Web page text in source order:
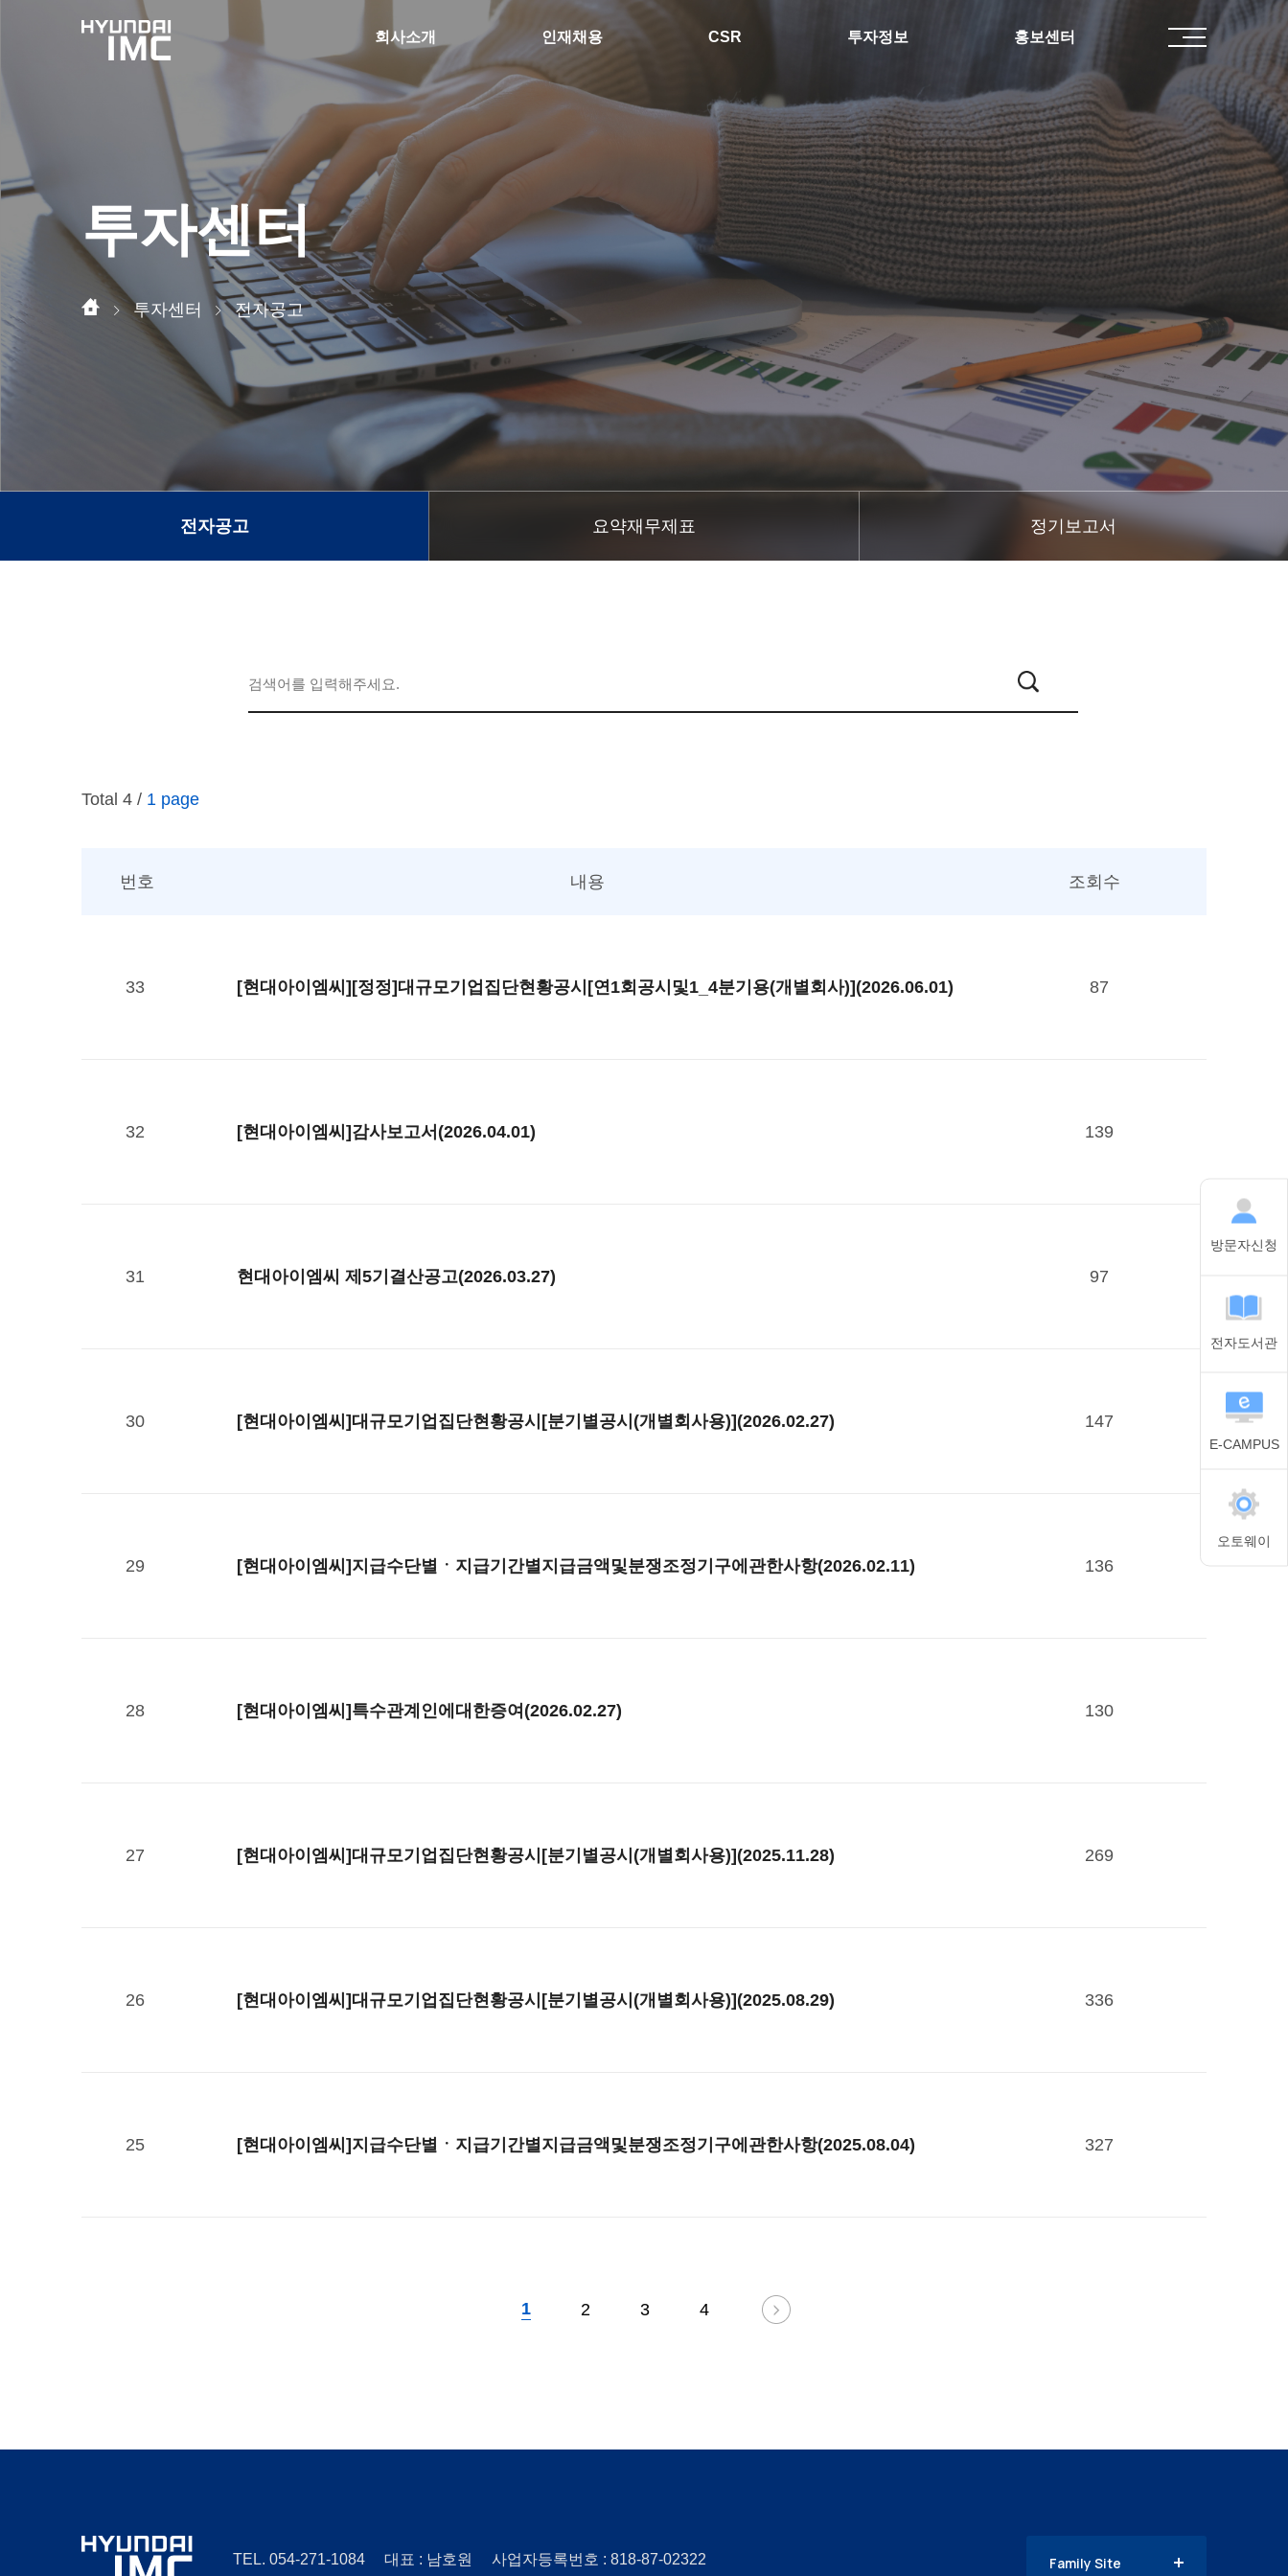
회사소개 인재채용 CSR 투자정보 홍보센터
방문자신청
전자도서관
E-CAMPUS
오토웨이
투자센터
투자센터 전자공고
전자공고 요약재무제표 정기보고서
Total 4 / 1 page
번호 내용 조회수
33 [현대아이엠씨][정정]대규모기업집단현황공시[연1회공시및1_4분기용(개별회사)](2026.06.01) 87
32 [현대아이엠씨]감사보고서(2026.04.01) 139
31 현대아이엠씨 제5기결산공고(2026.03.27) 97
30 [현대아이엠씨]대규모기업집단현황공시[분기별공시(개별회사용)](2026.02.27) 147
29 [현대아이엠씨]지급수단별ㆍ지급기간별지급금액및분쟁조정기구에관한사항(2026.02.11) 136
28 [현대아이엠씨]특수관계인에대한증여(2026.02.27) 130
27 [현대아이엠씨]대규모기업집단현황공시[분기별공시(개별회사용)](2025.11.28) 269
26 [현대아이엠씨]대규모기업집단현황공시[분기별공시(개별회사용)](2025.08.29) 336
25 [현대아이엠씨]지급수단별ㆍ지급기간별지급금액및분쟁조정기구에관한사항(2025.08.04) 327
1 2 3 4
TEL. 054-271-1084 대표 : 남호원 사업자등록번호 : 818-87-02322 Family Site